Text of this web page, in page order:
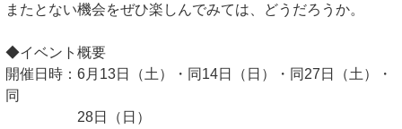
またとない機会をぜひ楽しんでみては、どうだろうか。
◆イベント概要
開催日時：6月13日（土）・同14日（日）・同27日（土）・
同
28日（日）